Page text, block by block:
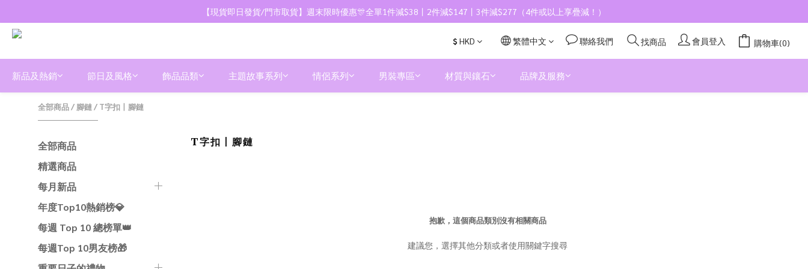
【現貨即日發貨/門市取貨】週末限時優惠🎊全單1件減$38丨2件減$147丨3件減$277（4件或以上享疊減！）
$HKD 繁體中文 聯絡我們 找商品 會員登入 購物車(0)
新品及熱銷 節日及風格 飾品品類 主題故事系列 情侶系列 男裝專區 材質與鑲石 品牌及服務
全部商品/ 腳鏈/ T字扣丨腳鏈
全部商品
精選商品
每月新品
年度Top10熱銷榜💎
每週 Top 10 總榜單👑
每週Top 10男友榜🎁
T字扣丨腳鏈
抱歉，這個商品類別沒有相關商品
建議您，選擇其他分類或者使用關鍵字搜尋